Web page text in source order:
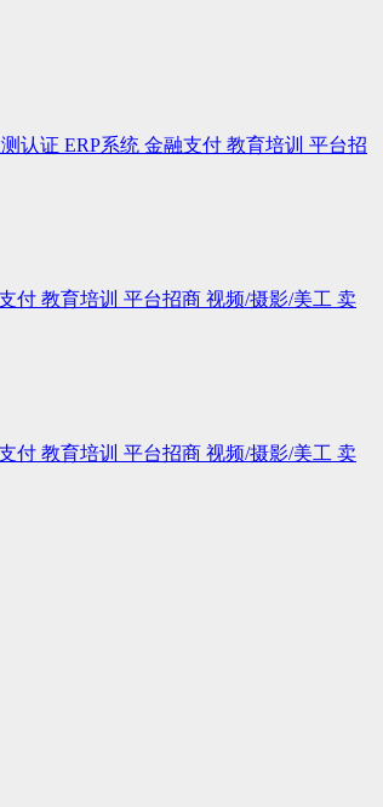
认证 ERP系统 金融支付 教育培训 平台招
付 教育培训 平台招商 视频/摄影/美工 卖
付 教育培训 平台招商 视频/摄影/美工 卖